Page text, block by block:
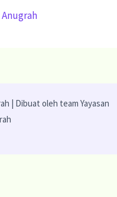
| Dibuat oleh team Yayasan